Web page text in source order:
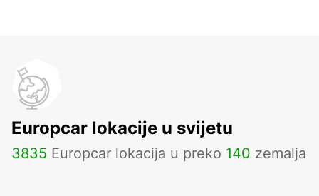
Europcar lokacije u svijetu
3835 Europcar lokacija u preko 140 zemalja